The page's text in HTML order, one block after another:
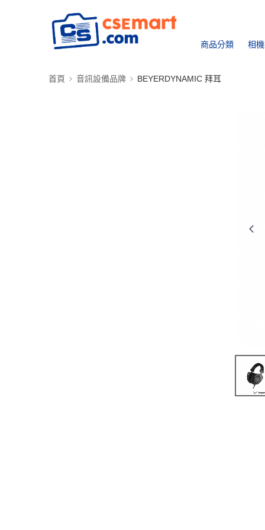
商品分類 相
首頁 音訊設備品牌 BEYERDYNAMIC 拜耳